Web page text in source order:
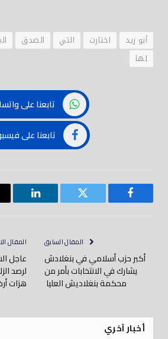
أبو زيد اختارت التي الصدق
لها
تابعنا على
تابعنا على
فيسبوك تويتر لينكدود
المقال السابق
أكبر حزب أسلامي في بنغلادش
يشارك في الانتخابات بأمر من
محكمة بنغلاديش العليا
المقال
عاجل
لرصد
هزات
أخبار آخري